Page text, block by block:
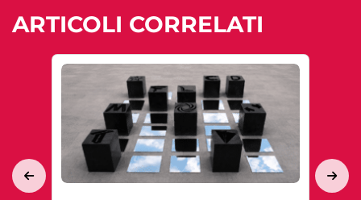
ARTICOLI CORRELATI